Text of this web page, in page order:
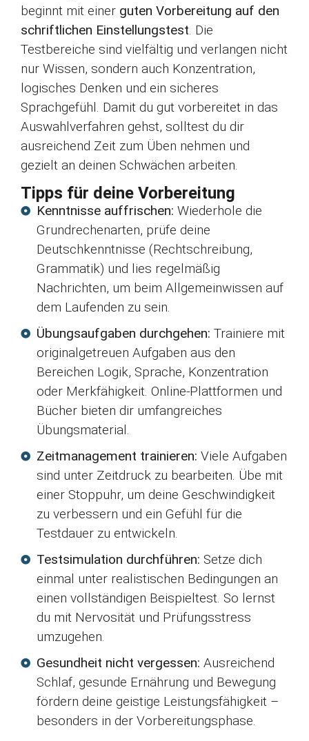
beginnt mit einer guten Vorbereitung auf den
schriftlichen Einstellungstest. Die
Testbereiche sind vielfältig und verlangen nicht
nur Wissen, sondern auch Konzentration,
logisches Denken und ein sicheres
Sprachgefühl. Damit du gut vorbereitet in das
Auswahlverfahren gehst, solltest du dir
ausreichend Zeit zum Üben nehmen und
gezielt an deinen Schwächen arbeiten.
Tipps für deine Vorbereitung
Kenntnisse auffrischen: Wiederhole die
Grundrechenarten, prüfe deine
Deutschkenntnisse (Rechtschreibung,
Grammatik) und lies regelmäßig
Nachrichten, um beim Allgemeinwissen auf
dem Laufenden zu sein.
Übungsaufgaben durchgehen: Trainiere mit
originalgetreuen Aufgaben aus den
Bereichen Logik, Sprache, Konzentration
oder Merkfähigkeit. Online-Plattformen und
Bücher bieten dir umfangreiches
Übungsmaterial.
Zeitmanagement trainieren: Viele Aufgaben
sind unter Zeitdruck zu bearbeiten. Übe mit
einer Stoppuhr, um deine Geschwindigkeit
zu verbessern und ein Gefühl für die
Testdauer zu entwickeln.
Testsimulation durchführen: Setze dich
einmal unter realistischen Bedingungen an
einen vollständigen Beispieltest. So lernst
du mit Nervosität und Prüfungsstress
umzugehen.
Gesundheit nicht vergessen: Ausreichend
Schlaf, gesunde Ernährung und Bewegung
fördern deine geistige Leistungsfähigkeit –
besonders in der Vorbereitungsphase.